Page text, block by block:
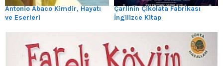
Antonio Abaco Kimdir, Hayatı
ve Eserleri
Çarlinin Çikolata Fabrikası
İngilizce Kitap